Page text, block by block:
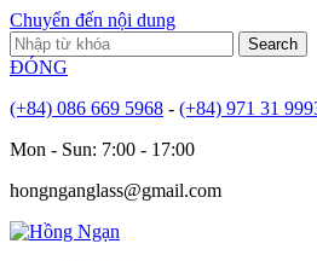
Chuyển đến nội dung
ĐÓNG
(+84) 086 669 5968 - (+84) 971 31
Mon - Sun: 7:00 - 17:00
hongnganglass@gmail.com